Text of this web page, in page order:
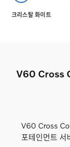
크리스탈 화이트
V60 Cross
V60 Cross
포테인먼트 서